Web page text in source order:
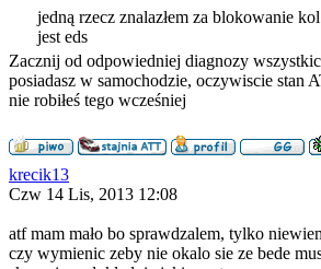
jedną rzecz znalazłem za blokowanie
jest eds
Zacznij od odpowiedniej diagnozy
posiadasz w samochodzie, oczywiscie stan
nie robiłeś tego wcześniej
krecik13
Czw 14 Lis, 2013 12:08
atf mam mało bo sprawdzalem, tylko
czy wymienic zeby nie okalo sie ze bede